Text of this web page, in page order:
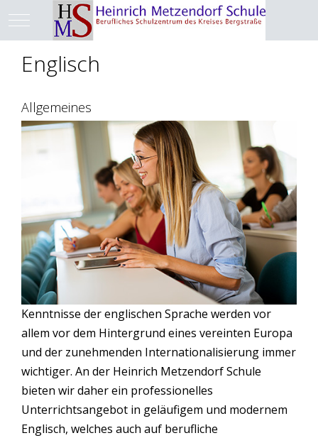
Mobile Menu Toggle
Englisch
Allgemeines
Kenntnisse der englischen Sprache werden vor
allem vor dem Hintergrund eines vereinten Europa
und der zunehmenden Internationalisierung immer
wichtiger. An der Heinrich Metzendorf Schule
bieten wir daher ein professionelles
Unterrichtsangebot in geläufigem und modernem
Englisch, welches auch auf berufliche